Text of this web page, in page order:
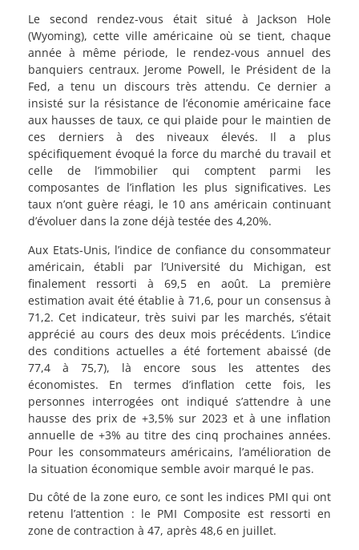
Le second rendez-vous était situé à Jackson Hole
(Wyoming), cette ville américaine où se tient, chaque
année à même période, le rendez-vous annuel des
banquiers centraux. Jerome Powell, le Président de la
Fed, a tenu un discours très attendu. Ce dernier a
insisté sur la résistance de l’économie américaine face
aux hausses de taux, ce qui plaide pour le maintien de
ces derniers à des niveaux élevés. Il a plus
spécifiquement évoqué la force du marché du travail et
celle de l’immobilier qui comptent parmi les
composantes de l’inflation les plus significatives. Les
taux n’ont guère réagi, le 10 ans américain continuant
d’évoluer dans la zone déjà testée des 4,20%.
Aux Etats-Unis, l’indice de confiance du consommateur
américain, établi par l’Université du Michigan, est
finalement ressorti à 69,5 en août. La première
estimation avait été établie à 71,6, pour un consensus à
71,2. Cet indicateur, très suivi par les marchés, s’était
apprécié au cours des deux mois précédents. L’indice
des conditions actuelles a été fortement abaissé (de
77,4 à 75,7), là encore sous les attentes des
économistes. En termes d’inflation cette fois, les
personnes interrogées ont indiqué s’attendre à une
hausse des prix de +3,5% sur 2023 et à une inflation
annuelle de +3% au titre des cinq prochaines années.
Pour les consommateurs américains, l’amélioration de
la situation économique semble avoir marqué le pas.
Du côté de la zone euro, ce sont les indices PMI qui ont
retenu l’attention : le PMI Composite est ressorti en
zone de contraction à 47, après 48,6 en juillet.